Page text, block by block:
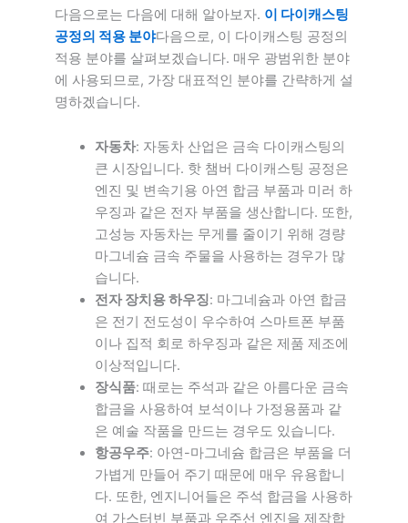
다음으로는 다음에 대해 알아보자. 이 다이캐스팅
공정의 적용 분야다음으로, 이 다이캐스팅 공정의
적용 분야를 살펴보겠습니다. 매우 광범위한 분야
에 사용되므로, 가장 대표적인 분야를 간략하게 설
명하겠습니다.
자동차: 자동차 산업은 금속 다이캐스팅의
큰 시장입니다. 핫 챔버 다이캐스팅 공정은
엔진 및 변속기용 아연 합금 부품과 미러 하
우징과 같은 전자 부품을 생산합니다. 또한,
고성능 자동차는 무게를 줄이기 위해 경량
마그네슘 금속 주물을 사용하는 경우가 많
습니다.
전자 장치용 하우징: 마그네슘과 아연 합금
은 전기 전도성이 우수하여 스마트폰 부품
이나 집적 회로 하우징과 같은 제품 제조에
이상적입니다.
장식품: 때로는 주석과 같은 아름다운 금속
합금을 사용하여 보석이나 가정용품과 같
은 예술 작품을 만드는 경우도 있습니다.
항공우주: 아연-마그네슘 합금은 부품을 더
가볍게 만들어 주기 때문에 매우 유용합니
다. 또한, 엔지니어들은 주석 합금을 사용하
여 가스터빈 부품과 우주선 엔진을 제작합